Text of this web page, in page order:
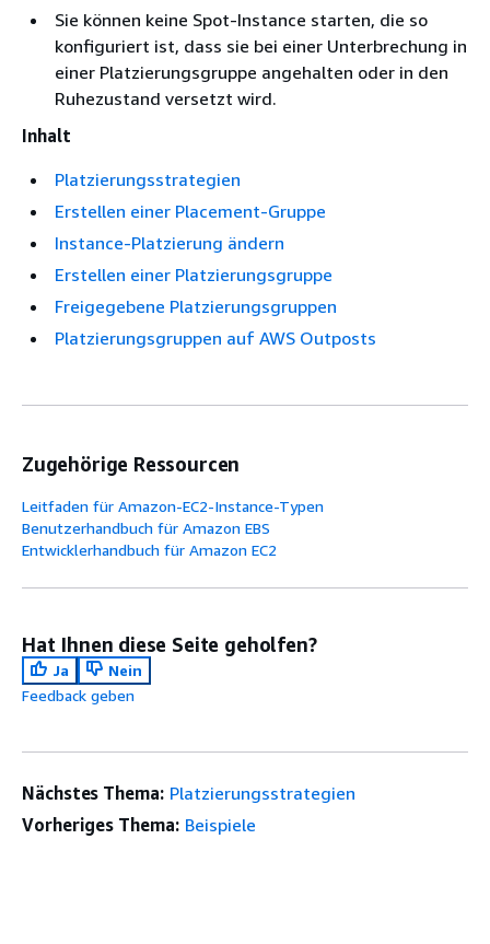
Sie können keine Spot-Instance starten, die so
konfiguriert ist, dass sie bei einer Unterbrechung in
einer Platzierungsgruppe angehalten oder in den
Ruhezustand versetzt wird.
Inhalt
Platzierungsstrategien
Erstellen einer Placement-Gruppe
Instance-Platzierung ändern
Erstellen einer Platzierungsgruppe
Freigegebene Platzierungsgruppen
Platzierungsgruppen auf AWS Outposts
Zugehörige Ressourcen
Leitfaden für Amazon-EC2-Instance-Typen
Benutzerhandbuch für Amazon EBS
Entwicklerhandbuch für Amazon EC2
Hat Ihnen diese Seite geholfen?
Ja
Nein
Feedback geben
Nächstes Thema: Platzierungsstrategien
Vorheriges Thema: Beispiele